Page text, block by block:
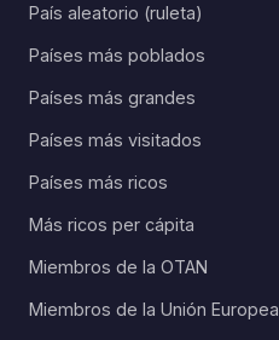
País aleatorio (ruleta)
Países más poblados
Países más grandes
Países más visitados
Países más ricos
Más ricos per cápita
Miembros de la OTAN
Miembros de la Unión Europea